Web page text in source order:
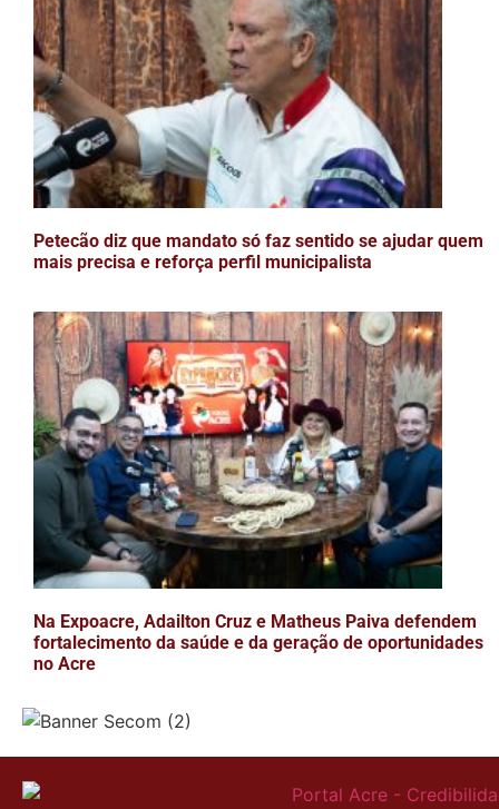
Petecão diz que mandato só faz sentido se ajudar quem
mais precisa e reforça perfil municipalista
Na Expoacre, Adailton Cruz e Matheus Paiva defendem
fortalecimento da saúde e da geração de oportunidades
no Acre